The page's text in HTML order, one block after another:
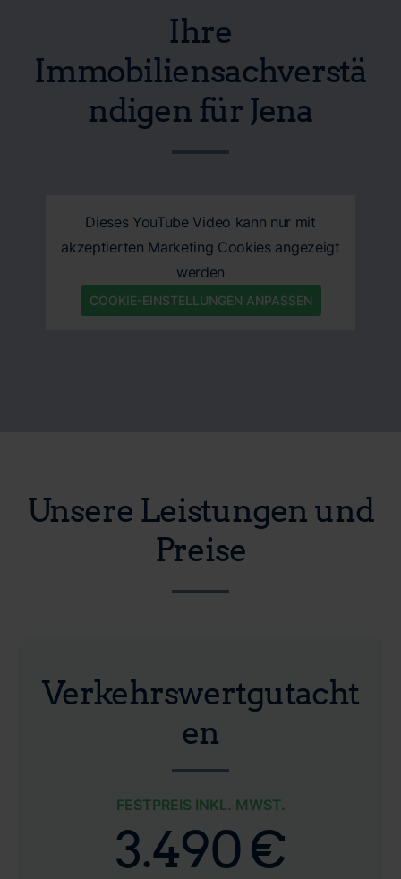
Dieses YouTube Video kann nur mit
akzeptierten Marketing Cookies angezeigt
werden
COOKIE-EINSTELLUNGEN ANPASSEN
Ihre
Immobiliensachverstä
ndigen für Jena
Unsere Leistungen und
Preise
Verkehrswertgutacht
en
FESTPREIS INKL. MWST.
3.490 €